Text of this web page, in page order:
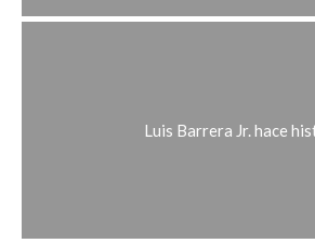
Luis Barrera Jr. hace